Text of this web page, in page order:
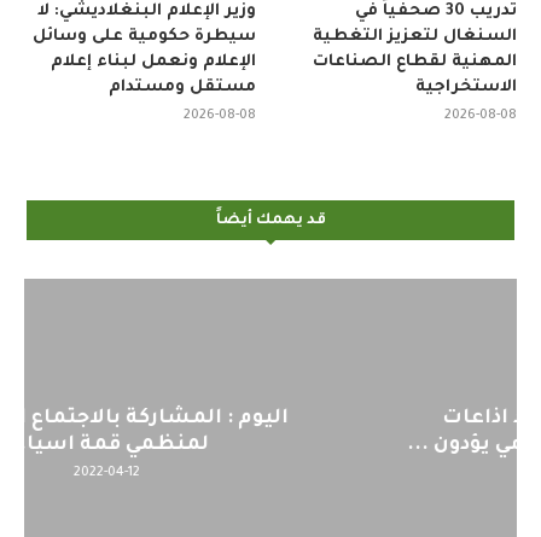
وزير الإعلام البنغلاديشي: لا
سيطرة حكومية على وسائل
الإعلام ونعمل لبناء إعلام
مستقل ومستدام
2026-08-08
تدريب 30 صحفياً في
السنغال لتعزيز التغطية
المهنية لقطاع الصناعات
الاستخراجية
2026-08-08
قد يهمك أيضاً
اليوم : المشاركة بالاجتماع التحضيري
لمنظمي قمة اسيا...